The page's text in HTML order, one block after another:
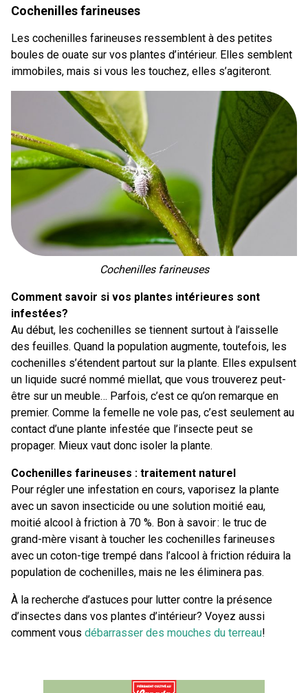
Cochenilles farineuses
Les cochenilles farineuses ressemblent à des petites
boules de ouate sur vos plantes d’intérieur. Elles semblent
immobiles, mais si vous les touchez, elles s’agiteront.
Cochenilles farineuses
Comment savoir si vos plantes intérieures sont
infestées?
Au début, les cochenilles se tiennent surtout à l’aisselle
des feuilles. Quand la population augmente, toutefois, les
cochenilles s’étendent partout sur la plante. Elles expulsent
un liquide sucré nommé miellat, que vous trouverez peut-
être sur un meuble… Parfois, c’est ce qu’on remarque en
premier. Comme la femelle ne vole pas, c’est seulement au
contact d’une plante infestée que l’insecte peut se
propager. Mieux vaut donc isoler la plante.
Cochenilles farineuses : traitement naturel
Pour régler une infestation en cours, vaporisez la plante
avec un savon insecticide ou une solution moitié eau,
moitié alcool à friction à 70 %. Bon à savoir : le truc de
grand-mère visant à toucher les cochenilles farineuses
avec un coton-tige trempé dans l’alcool à friction réduira la
population de cochenilles, mais ne les éliminera pas.
À la recherche d’astuces pour lutter contre la présence
d’insectes dans vos plantes d’intérieur? Voyez aussi
comment vous débarrasser des mouches du terreau!